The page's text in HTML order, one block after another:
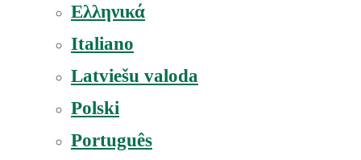
Ελληνικά
Italiano
Latviešu valoda
Polski
Português